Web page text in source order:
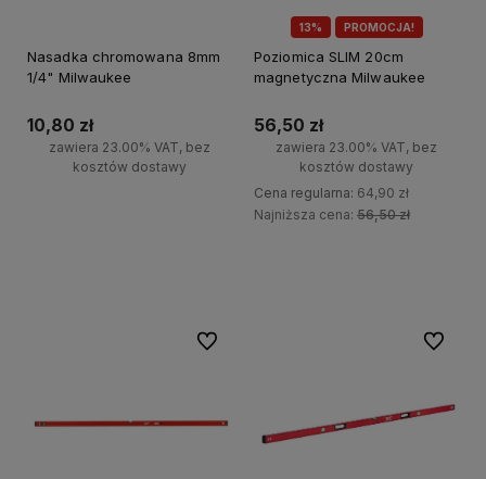
Nasadka chromowana 8mm
1/4" Milwaukee
10,80 zł
zawiera 23.00% VAT, bez
kosztów dostawy
13% PROMOCJA!
Poziomica SLIM 20cm
magnetyczna Milwaukee
56,50 zł
zawiera 23.00% VAT, bez
kosztów dostawy
Cena regularna: 64,90 zł
Najniższa cena: 56,50 zł
Do ulubionych Do